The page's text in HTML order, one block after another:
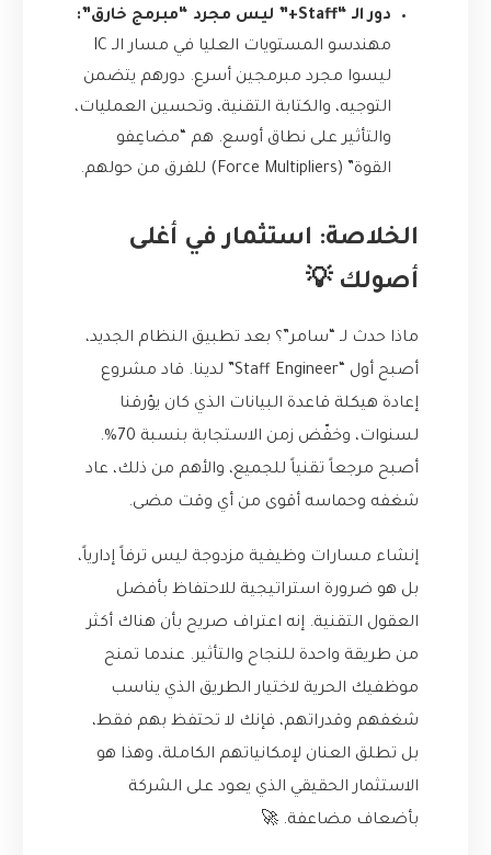
دور الـ “Staff+” ليس مجرد “مبرمج خارق”:
مهندسو المستويات العليا في مسار الـ IC
ليسوا مجرد مبرمجين أسرع. دورهم يتضمن
التوجيه، والكتابة التقنية، وتحسين العمليات،
والتأثير على نطاق أوسع. هم “مضاعِفو
القوة” (Force Multipliers) للفرق من حولهم.
الخلاصة: استثمار في أغلى
أصولك 💡
ماذا حدث لـ “سامر”؟ بعد تطبيق النظام الجديد،
أصبح أول “Staff Engineer” لدينا. قاد مشروع
إعادة هيكلة قاعدة البيانات الذي كان يؤرقنا
لسنوات، وخفّض زمن الاستجابة بنسبة 70%.
أصبح مرجعاً تقنياً للجميع، والأهم من ذلك، عاد
شغفه وحماسه أقوى من أي وقت مضى.
إنشاء مسارات وظيفية مزدوجة ليس ترفاً إدارياً،
بل هو ضرورة استراتيجية للاحتفاظ بأفضل
العقول التقنية. إنه اعتراف صريح بأن هناك أكثر
من طريقة واحدة للنجاح والتأثير. عندما تمنح
موظفيك الحرية لاختيار الطريق الذي يناسب
شغفهم وقدراتهم، فإنك لا تحتفظ بهم فقط،
بل تطلق العنان لإمكانياتهم الكاملة، وهذا هو
الاستثمار الحقيقي الذي يعود على الشركة
بأضعاف مضاعفة. 🚀